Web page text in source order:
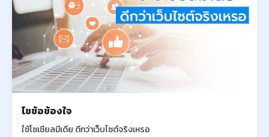
ไขข้อข้องใจ
ใช้โซเชียลมีเดีย ดีกว่าเว็บไซต์จริงเหรอ